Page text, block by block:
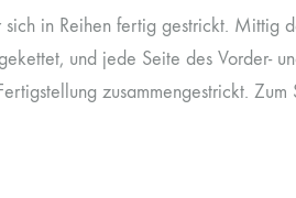
in Reihen fertig gestrickt. Mittig
und jede Seite des Vorder-
zusammengestrickt. Zum